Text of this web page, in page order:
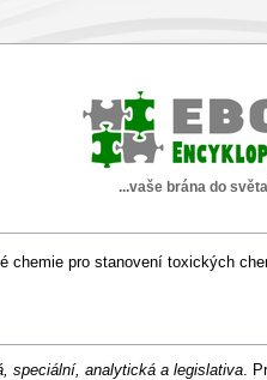
...vaše brána do
pro stanovení toxických
speciální, analytická a legislativa.